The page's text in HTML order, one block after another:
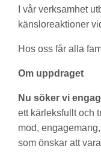
I vår verksamhet
känsloreaktioner
Hos oss får alla
Om uppdraget
Nu söker vi
ett kärleksfullt och
mod,
som önskar att